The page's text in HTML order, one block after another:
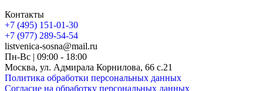
Контакты
+7 (495) 151-01-30
+7 (977) 289-54-54
listvenica-sosna@mail.ru
Пн-Вс | 09:00 - 18:00
Москва, ул. Адмирала Корнилова, 66 с.21
Политика обработки персональных данных
Согласие на обработку персональных данных